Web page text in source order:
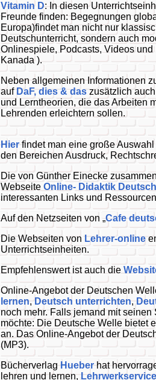
Vitamin D: In diesen
Freunde finden: Begegnungen
Europa)findet man nicht nur
Deutschunterricht, sondern auch
Onlinespiele, Podcasts, Videos und
Kanada ).
Neben allgemeinen Informationen
auf DaF, dies & das zusätzlich
und Lerntheorien, die das Arbeiten
Lehrenden erleichtern sollen.
Hier findet man eine große
den Bereichen Ausdruck,
Die von Günther Einecke
Webseite Online- Didaktik Deutsch
interessanten Links und
Auf den Netzseiten von „Cafe
Die Webseiten von Lehrer-online
Unterrichtseinheiten.
Empfehlenswert ist auch die
Online-Angebot der Deutschen
lernen, Deutsch unterrichten,
noch mehr. Falls jemand mit
möchte: Die Deutsche Welle bietet
an. Das Online-Angebot der
(MP3).
Bücherverlag Hueber hat
lehren und lernen, Lehrwerkservice